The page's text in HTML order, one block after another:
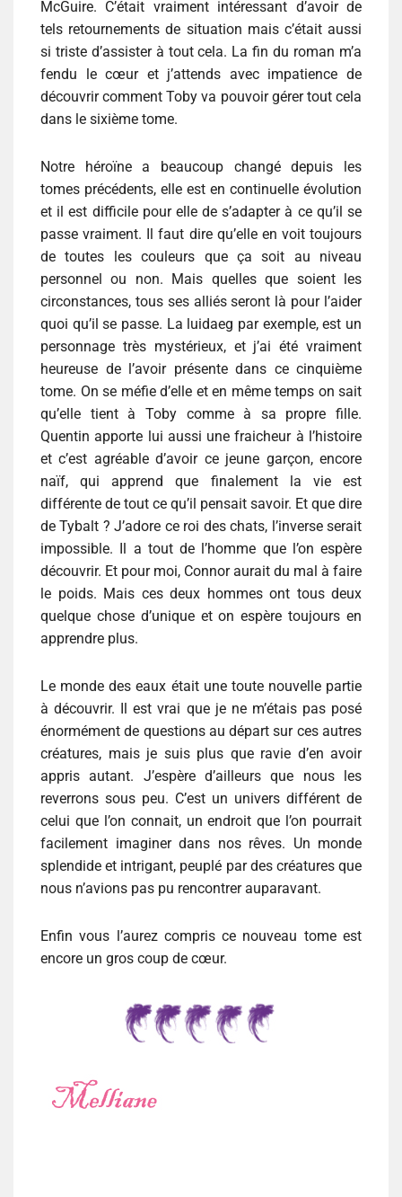
McGuire. C’était vraiment intéressant d’avoir de
tels retournements de situation mais c’était aussi
si triste d’assister à tout cela. La fin du roman m’a
fendu le cœur et j’attends avec impatience de
découvrir comment Toby va pouvoir gérer tout cela
dans le sixième tome.
Notre héroïne a beaucoup changé depuis les
tomes précédents, elle est en continuelle évolution
et il est difficile pour elle de s’adapter à ce qu’il se
passe vraiment. Il faut dire qu’elle en voit toujours
de toutes les couleurs que ça soit au niveau
personnel ou non. Mais quelles que soient les
circonstances, tous ses alliés seront là pour l’aider
quoi qu’il se passe. La luidaeg par exemple, est un
personnage très mystérieux, et j’ai été vraiment
heureuse de l’avoir présente dans ce cinquième
tome. On se méfie d’elle et en même temps on sait
qu’elle tient à Toby comme à sa propre fille.
Quentin apporte lui aussi une fraicheur à l’histoire
et c’est agréable d’avoir ce jeune garçon, encore
naïf, qui apprend que finalement la vie est
différente de tout ce qu’il pensait savoir. Et que dire
de Tybalt ? J’adore ce roi des chats, l’inverse serait
impossible. Il a tout de l’homme que l’on espère
découvrir. Et pour moi, Connor aurait du mal à faire
le poids. Mais ces deux hommes ont tous deux
quelque chose d’unique et on espère toujours en
apprendre plus.
Le monde des eaux était une toute nouvelle partie
à découvrir. Il est vrai que je ne m’étais pas posé
énormément de questions au départ sur ces autres
créatures, mais je suis plus que ravie d’en avoir
appris autant. J’espère d’ailleurs que nous les
reverrons sous peu. C’est un univers différent de
celui que l’on connait, un endroit que l’on pourrait
facilement imaginer dans nos rêves. Un monde
splendide et intrigant, peuplé par des créatures que
nous n’avions pas pu rencontrer auparavant.
Enfin vous l’aurez compris ce nouveau tome est
encore un gros coup de cœur.